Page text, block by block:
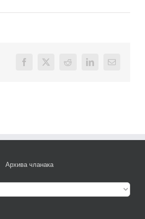
Facebook
X RedditLinkedInEmail
Архива чланака